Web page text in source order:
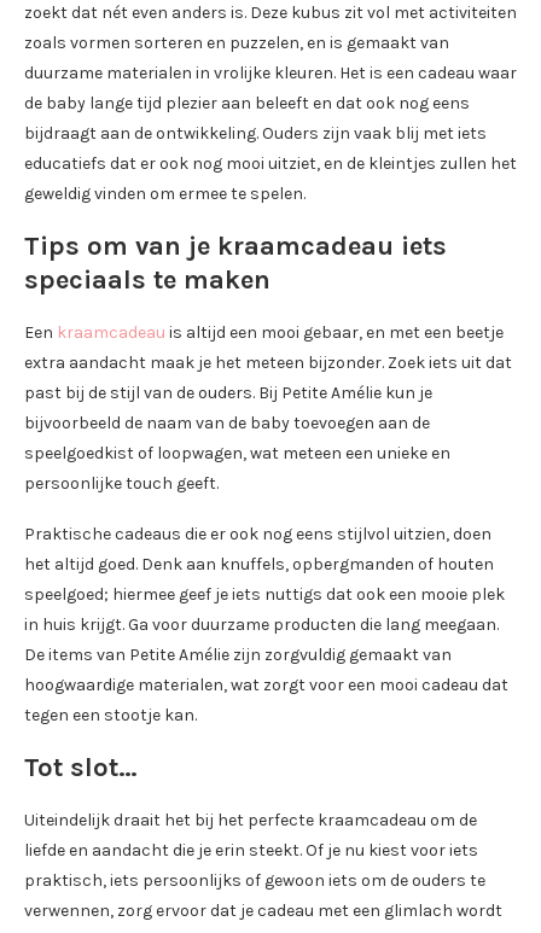
zoekt dat nét even anders is. Deze kubus zit vol met activiteiten
zoals vormen sorteren en puzzelen, en is gemaakt van
duurzame materialen in vrolijke kleuren. Het is een cadeau waar
de baby lange tijd plezier aan beleeft en dat ook nog eens
bijdraagt aan de ontwikkeling. Ouders zijn vaak blij met iets
educatiefs dat er ook nog mooi uitziet, en de kleintjes zullen het
geweldig vinden om ermee te spelen.
Tips om van je kraamcadeau iets
speciaals te maken
Een kraamcadeau is altijd een mooi gebaar, en met een beetje
extra aandacht maak je het meteen bijzonder. Zoek iets uit dat
past bij de stijl van de ouders. Bij Petite Amélie kun je
bijvoorbeeld de naam van de baby toevoegen aan de
speelgoedkist of loopwagen, wat meteen een unieke en
persoonlijke touch geeft.
Praktische cadeaus die er ook nog eens stijlvol uitzien, doen
het altijd goed. Denk aan knuffels, opbergmanden of houten
speelgoed; hiermee geef je iets nuttigs dat ook een mooie plek
in huis krijgt. Ga voor duurzame producten die lang meegaan.
De items van Petite Amélie zijn zorgvuldig gemaakt van
hoogwaardige materialen, wat zorgt voor een mooi cadeau dat
tegen een stootje kan.
Tot slot…
Uiteindelijk draait het bij het perfecte kraamcadeau om de
liefde en aandacht die je erin steekt. Of je nu kiest voor iets
praktisch, iets persoonlijks of gewoon iets om de ouders te
verwennen, zorg ervoor dat je cadeau met een glimlach wordt